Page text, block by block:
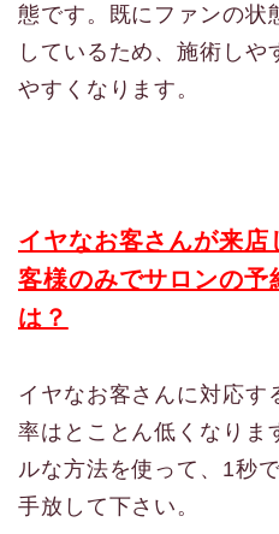
態です。既にファンの状
しているため、施術しや
やすくなります。
イヤなお客さんが来
客様のみでサロンの予
は？
イヤなお客さんに対応す
率はとことん低くなりま
ルな方法を使って、1秒
手放して下さい。